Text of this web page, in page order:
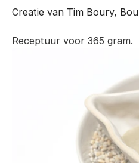
Creatie van Tim Boury,
Receptuur voor 365 gram.